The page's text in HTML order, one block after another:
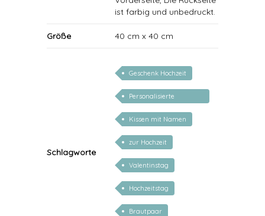
ist farbig und unbedruckt.
Größe 40 cm x 40 cm
Schlagworte
Geschenk Hochzeit
Personalisierte
Geschenke zur Hochzeit
Kissen mit Namen
zur Hochzeit
Valentinstag
Hochzeitstag
Brautpaar